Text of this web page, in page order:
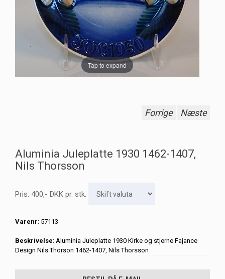
Tap to expand
Forrige Næste
Aluminia Juleplatte 1930 1462-1407,
Nils Thorsson
Pris: 400,- DKK pr. stk.
Varenr: 57113
Beskrivelse: Aluminia Juleplatte 1930 Kirke og stjerne Fajance
Design Nils Thorson 1462-1407, Nils Thorsson